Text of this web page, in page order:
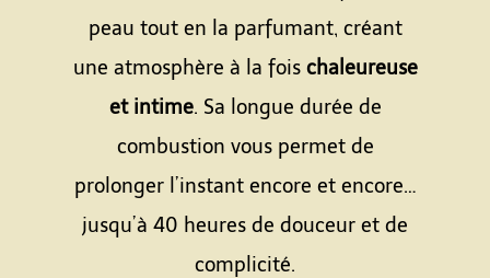
peau tout en la parfumant, créant
une atmosphère à la fois chaleureuse
et intime. Sa longue durée de
combustion vous permet de
prolonger l’instant encore et encore…
jusqu’à 40 heures de douceur et de
complicité.